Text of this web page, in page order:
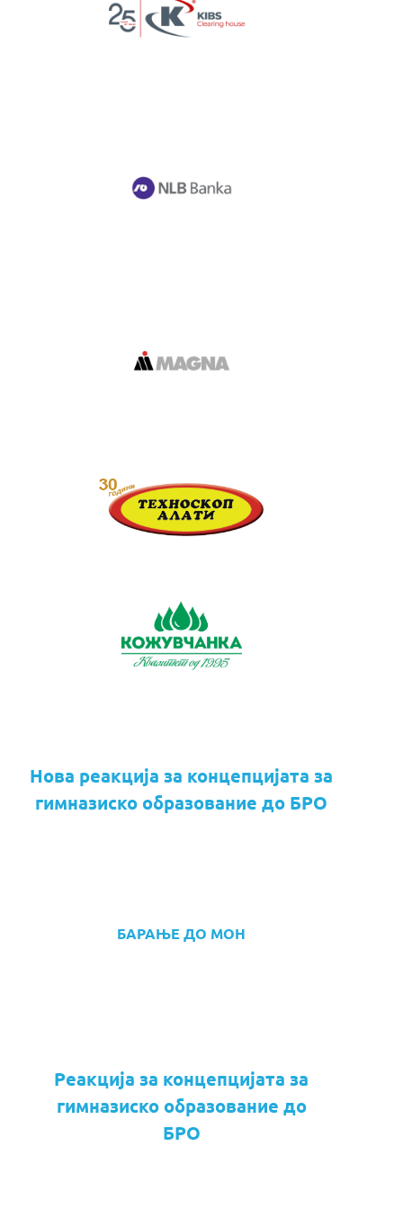
Нова реакција за концепцијата за
гимназиско образование до БРО
БАРАЊЕ ДО МОН
Реакција за концепцијата за
гимназиско образование до
БРО